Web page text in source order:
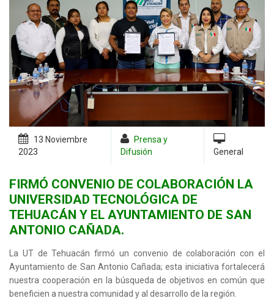
13 Noviembre
2023
Prensa y
Difusión
General
FIRMÓ CONVENIO DE COLABORACIÓN LA
UNIVERSIDAD TECNOLÓGICA DE
TEHUACÁN Y EL AYUNTAMIENTO DE SAN
ANTONIO CAÑADA.
La UT de Tehuacán firmó un convenio de colaboración con el
Ayuntamiento de San Antonio Cañada; esta iniciativa fortalecerá
nuestra cooperación en la búsqueda de objetivos en común que
beneficien a nuestra comunidad y al desarrollo de la región.